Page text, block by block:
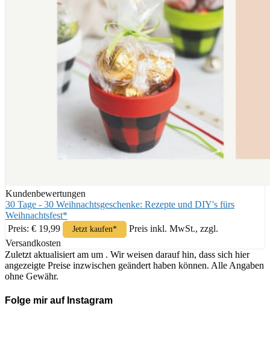
Kundenbewertungen
30 Tage - 30 Weihnachtsgeschenke: Rezepte und DIY's fürs
Weihnachtsfest*
Preis: € 19,99
Jetzt kaufen*
Preis inkl. MwSt., zzgl.
Versandkosten
Zuletzt aktualisiert am um . Wir weisen darauf hin, dass sich hier
angezeigte Preise inzwischen geändert haben können. Alle Angaben
ohne Gewähr.
Folge mir auf Instagram